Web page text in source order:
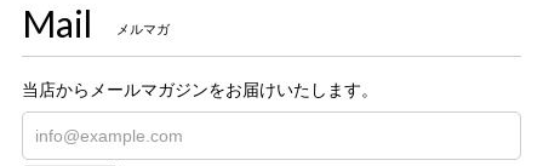
Mail メルマガ
当店からメールマガジンをお届けいたします。